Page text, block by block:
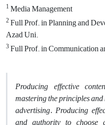
1Media Management
2Full Prof. in Planning and
Azad Uni.
3Full Prof. in Communication
Producing effective
mastering the principles
advertising. Producing